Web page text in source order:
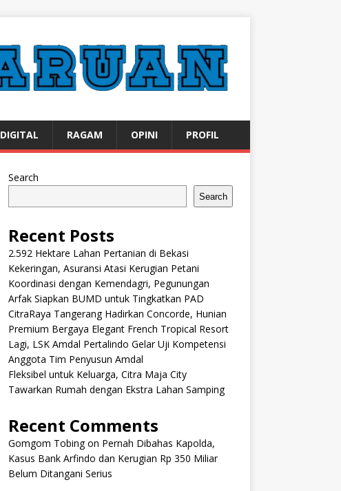
DIGITAL RAGAM OPINI PROFIL
Search
Search
Recent Posts
2.592 Hektare Lahan Pertanian di Bekasi
Kekeringan, Asuransi Atasi Kerugian Petani
Koordinasi dengan Kemendagri, Pegunungan
Arfak Siapkan BUMD untuk Tingkatkan PAD
CitraRaya Tangerang Hadirkan Concorde, Hunian
Premium Bergaya Elegant French Tropical Resort
Lagi, LSK Amdal Pertalindo Gelar Uji Kompetensi
Anggota Tim Penyusun Amdal
Fleksibel untuk Keluarga, Citra Maja City
Tawarkan Rumah dengan Ekstra Lahan Samping
Recent Comments
Gomgom Tobingon Pernah Dibahas Kapolda,
Kasus Bank Arfindo dan Kerugian Rp 350 Miliar
Belum Ditangani Serius